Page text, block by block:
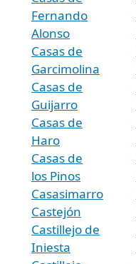
Fernando
Alonso
Casas de
Garcimolina
Casas de
Guijarro
Casas de
Haro
Casas de
los Pinos
Casasimarro
Castejón
Castillejo de
Iniesta